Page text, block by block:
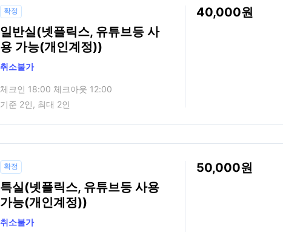
확정
일반실(넷플릭스, 유튜브등 사
용 가능(개인계정))
취소불가
체크인 18:00 체크아웃 12:00
기준 2인, 최대 2인
40,000
확정
특실(넷플릭스, 유튜브등 사용
가능(개인계정))
취소불가
50,000